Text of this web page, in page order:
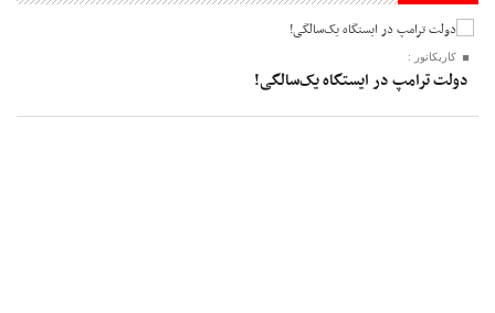
کاریکاتور :
دولت ترامپ در ایستگاه یک‌سالگی!